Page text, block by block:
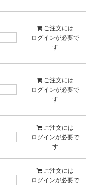
ご注文には
ログインが必要で
す
ご注文には
ログインが必要で
す
ご注文には
ログインが必要で
す
ご注文には
ログインが必要で